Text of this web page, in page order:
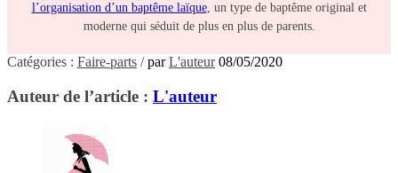
l’organisation d’un baptême laïque, un type de baptême original et
moderne qui séduit de plus en plus de parents.
Catégories : Faire-parts /parL'auteur 08/05/2020
Auteur de l’article : L'auteur